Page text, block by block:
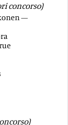
concorso)
—